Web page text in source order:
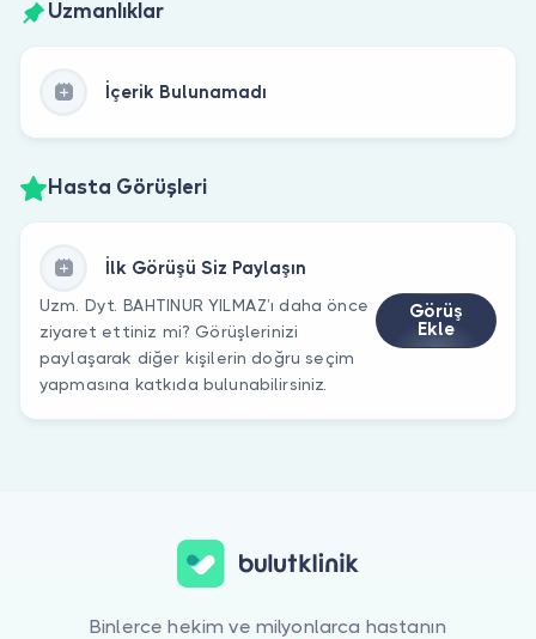
Uzmanlıklar
İçerik Bulunamadı
Hasta Görüşleri
İlk Görüşü Siz Paylaşın
Uzm. Dyt. BAHTINUR YILMAZ’ı daha önce
ziyaret ettiniz mi? Görüşlerinizi
paylaşarak diğer kişilerin doğru seçim
yapmasına katkıda bulunabilirsiniz.
Görüş
Ekle
Binlerce hekim ve milyonlarca hastanın